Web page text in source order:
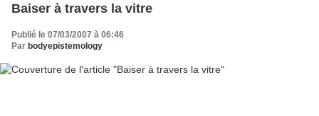
Baiser à travers la vitre
Publié le 07/03/2007 à 06:46
Par bodyepistemology